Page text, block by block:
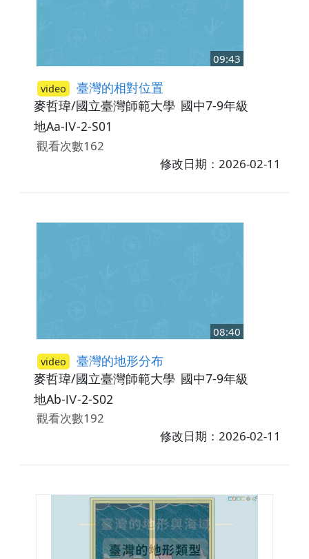
09:43
video 臺灣的相對位置
麥哲瑋/國立臺灣師範大學 國中7-9年級
地Aa-Ⅳ-2-S01
觀看次數162
修改日期：2026-02-11
08:40
video 臺灣的地形分布
麥哲瑋/國立臺灣師範大學 國中7-9年級
地Ab-Ⅳ-2-S02
觀看次數192
修改日期：2026-02-11